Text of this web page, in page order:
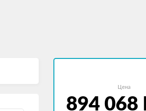
Цена
894 068